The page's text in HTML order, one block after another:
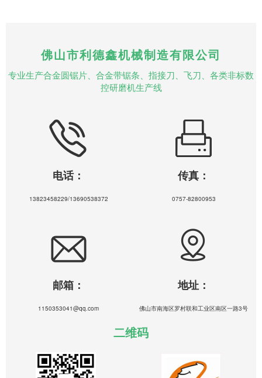
佛山市利德鑫机械制造有限公司
专业生产合金圆锯片、合金带锯条、指接刀、飞刀、各类非标数
控研磨机生产线
电话：
13823458229/13690538372
传真：
0757-82800953
邮箱：
1150353041@qq.com
地址：
佛山市南海区罗村联和工业区南区一路3号
二维码